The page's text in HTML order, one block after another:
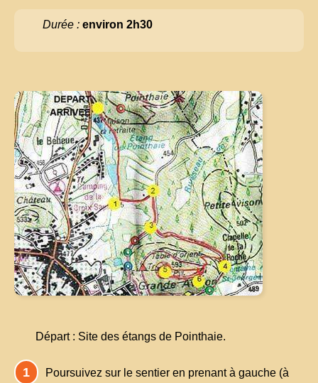
Durée : environ 2h30
Départ : Site des étangs de Pointhaie.
Poursuivez sur le sentier en prenant à gauche (à